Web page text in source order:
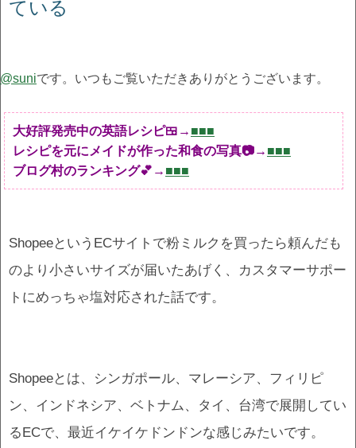
ている
@suniです。いつもご覧いただきありがとうございます。
大好評発売中の英語レシピ🍱→ ■■■
レシピを元にメイドが作った和食の写真📷→ ■■■
ブログ村のランキング💕→ ■■■
ShopeeというECサイトで粉ミルクを買ったら頼んだも
のより小さいサイズが届いたあげく、カスタマーサポー
トにめっちゃ塩対応された話です。
Shopeeとは、シンガポール、マレーシア、フィリピ
ン、インドネシア、ベトナム、タイ、台湾で展開してい
るECで、最近イケイケドンドンな感じみたいです。